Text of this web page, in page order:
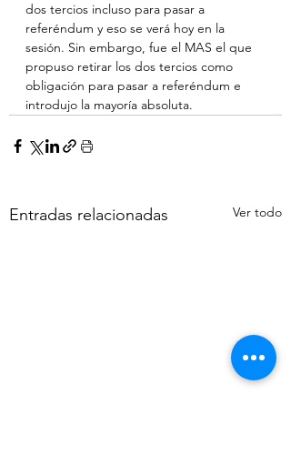
dos tercios incluso para pasar a
referéndum y eso se verá hoy en la
sesión. Sin embargo, fue el MAS el que
propuso retirar los dos tercios como
obligación para pasar a referéndum e
introdujo la mayoría absoluta.
Entradas relacionadas Ver todo